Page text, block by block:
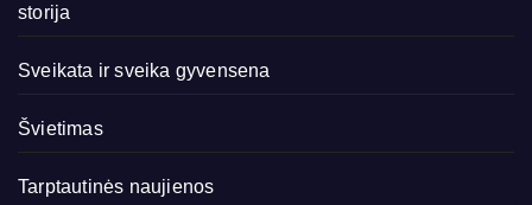
storija
Sveikata ir sveika gyvensena
Švietimas
Tarptautinės naujienos